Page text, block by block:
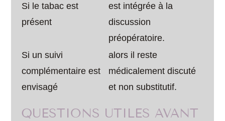
Si le tabac est
présent
est intégrée à la
discussion
préopératoire.
Si un suivi
complémentaire est
envisagé
alors il reste
médicalement discuté
et non substitutif.
QUESTIONS UTILES AVANT